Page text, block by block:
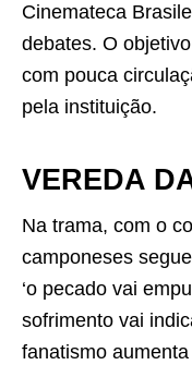
Cinemateca
debates. O
com pouca
pela instituição.
VEREDA
Na trama, com o
camponeses
‘o pecado vai
sofrimento vai
fanatismo